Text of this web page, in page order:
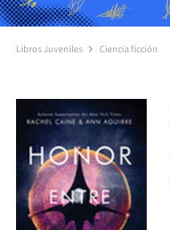
Libros Juveniles Ciencia ficción